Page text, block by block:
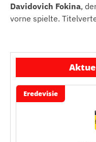
Davidovich Fokina,
vorne spielte.
Eredevisie